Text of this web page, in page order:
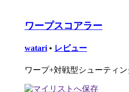
ワープスコアラー
watari • レビュー
ワープ+対戦型シューティン